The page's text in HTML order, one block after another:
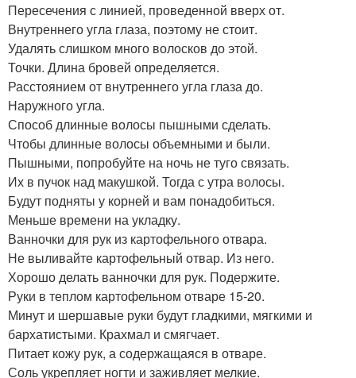
Пересечения с линией, проведенной вверх от.
Внутреннего угла глаза, поэтому не стоит.
Удалять слишком много волосков до этой.
Точки. Длина бровей определяется.
Расстоянием от внутреннего угла глаза до.
Наружного угла.
Способ длинные волосы пышными сделать.
Чтобы длинные волосы объемными и были.
Пышными, попробуйте на ночь не туго связать.
Их в пучок над макушкой. Тогда с утра волосы.
Будут подняты у корней и вам понадобиться.
Меньше времени на укладку.
Ванночки для рук из картофельного отвара.
Не выливайте картофельный отвар. Из него.
Хорошо делать ванночки для рук. Подержите.
Руки в теплом картофельном отваре 15-20.
Минут и шершавые руки будут гладкими, мягкими и
бархатистыми. Крахмал и смягчает.
Питает кожу рук, а содержащаяся в отваре.
Соль укрепляет ногти и заживляет мелкие.